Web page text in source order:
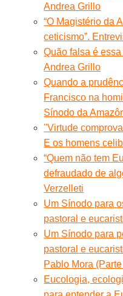
Andrea Grillo
“O Magistério da
ceticismo”.
Quão falsa é
Andrea Grillo
Quando a
Francisco na
Sínodo da
''Virtude
E os homens
“Quem não tem
defraudado de
Verzelleti
Um Sínodo para
pastoral e
Um Sínodo para
pastoral e
Pablo Mora (Parte
Eucologia,